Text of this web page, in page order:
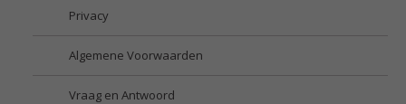
Privacy
Algemene Voorwaarden
Vraag en Antwoord